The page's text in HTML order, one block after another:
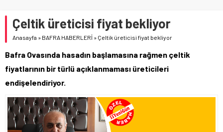
Çeltik üreticisi fiyat bekliyor
Anasayfa » BAFRA HABERLERİ » Çeltik üreticisi fiyat bekliyor
Bafra Ovasında hasadın başlamasına rağmen çeltik
fiyatlarının bir türlü açıklanmaması üreticileri
endişelendiriyor.